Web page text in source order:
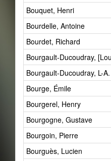
Bouquet, Henri
Bourdelle, Antoine
Bourdet, Richard
Bourgault-Ducoudray,
Bourgault-Ducoudray, L-
Bourge, Émile
Bourgerel, Henry
Bourgogne, Gustave
Bourgoin, Pierre
Bourguès, Lucien